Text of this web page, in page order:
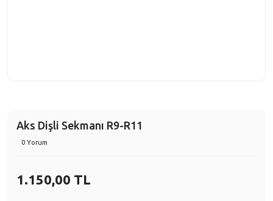
Aks Dişli Sekmanı R9-R11
0 Yorum
1.150,00 TL